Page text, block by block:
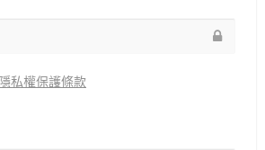
私權保護條款